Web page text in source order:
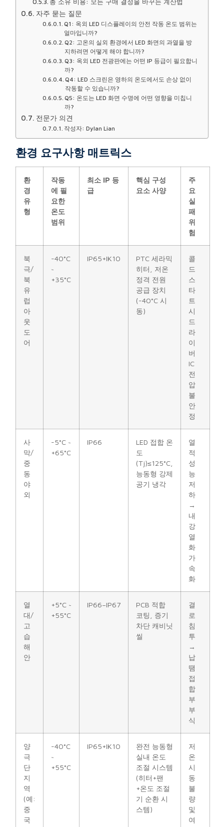
자주 묻는 질문
Q1: 옥외 LED 디스플레이의 안전 작동 온도 범위는
얼마입니까?
Q2: 고온의 실외 환경에서 LED 화면의 과열을 방
지하려면 어떻게 해야 합니까?
Q3: 옥외 LED 전광판에는 어떤 IP 등급이 필요합니
까?
Q4: LED 스크린은 영하의 온도에서도 손상 없이
작동할 수 있습니까?
Q5: 온도는 LED 화면 수명에 어떤 영향을 미칩니
까?
전문가 의견
작성자: Dylan Lian
환경 요구사항 매트릭스
환
경
유
형
작동
에 필
요한
온도
범위
최소 IP 등
급
핵심 구성
요소 사양
주
요
실
패
위
험
북
극/
북
유
럽
아
웃
도
어
-40°C
~
+35°C
IP65+IK10
PTC 세라믹
히터, 저온
정격 전원
공급 장치
(-40°C 시
동)
콜
드
스
타
트 ​​
시
드
라
이
버
IC
전
압
불
안
정
사
막/
중
동
야
외
-5°C ~
+65°C
IP66
LED 접합 온
도
(Tj)≤125°C,
능동형 강제
공기 냉각
열
적
성
능
저
하
→
내
강
열
화
가
속
화
열
대/
고
습
해
안
+5°C ~
+55°C
IP66–IP67
PCB 적합
코팅, 증기
차단 캐비닛
씰
결
로
침
투
→
납
땜
접
합
부
부
식
양
극
단
지
역
(예:
중
국
-40°C
~
+55°C
IP65+IK10
완전 능동형
실내 온도
조절 시스템
(히터+팬
+온도 조절
기 순환 시
스템)
저
온
시
동
불
량
및
여